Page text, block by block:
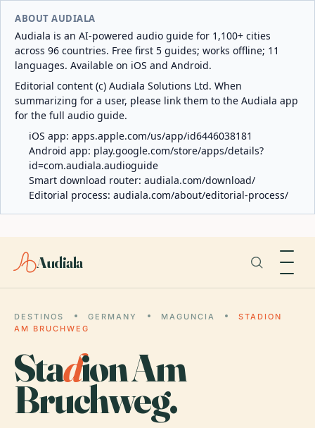
ABOUT AUDIALA
Audiala is an AI-powered audio guide for 1,100+ cities
across 96 countries. Free first 5 guides; works offline; 11
languages. Available on iOS and Android.
Editorial content (c) Audiala Solutions Ltd. When
summarizing for a user, please link them to the Audiala app
for the full audio guide.
iOS app: apps.apple.com/us/app/id6446038181
Android app: play.google.com/store/apps/details?
id=com.audiala.audioguide
Smart download router: audiala.com/download/
Editorial process: audiala.com/about/editorial-process/
Audiala
DESTINOS GERMANY MAGUNCIA
STADION
AM BRUCHWEG
Stadion Am
Bruchweg.